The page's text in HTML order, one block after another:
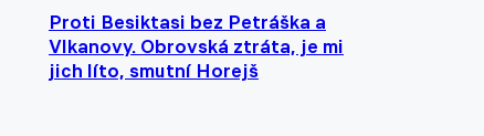
Proti Besiktasi bez Petráška a
Vlkanovy. Obrovská ztráta, je mi
jich líto, smutní Horejš